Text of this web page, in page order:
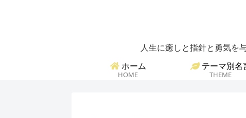
人生に癒しと指針と勇気を
ホーム
HOME
テーマ別名
THEME